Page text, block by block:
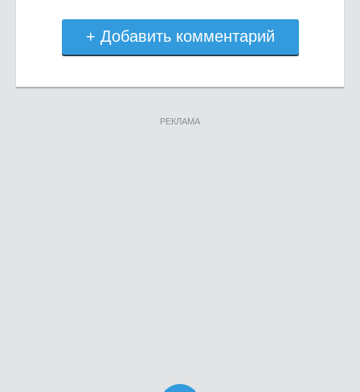
+ Добавить комментарий
РЕКЛАМА